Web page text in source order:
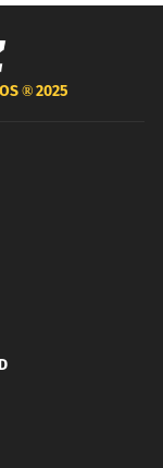
®2025